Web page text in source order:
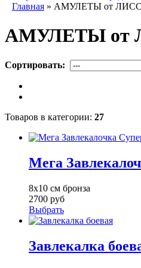
Главная » АМУЛЕТЫ от
АМУЛЕТЫ
Сортировать:
Товаров в категории: 27
Мега
8х10 см бронза
2700 руб
Выбрать
Завлекалка